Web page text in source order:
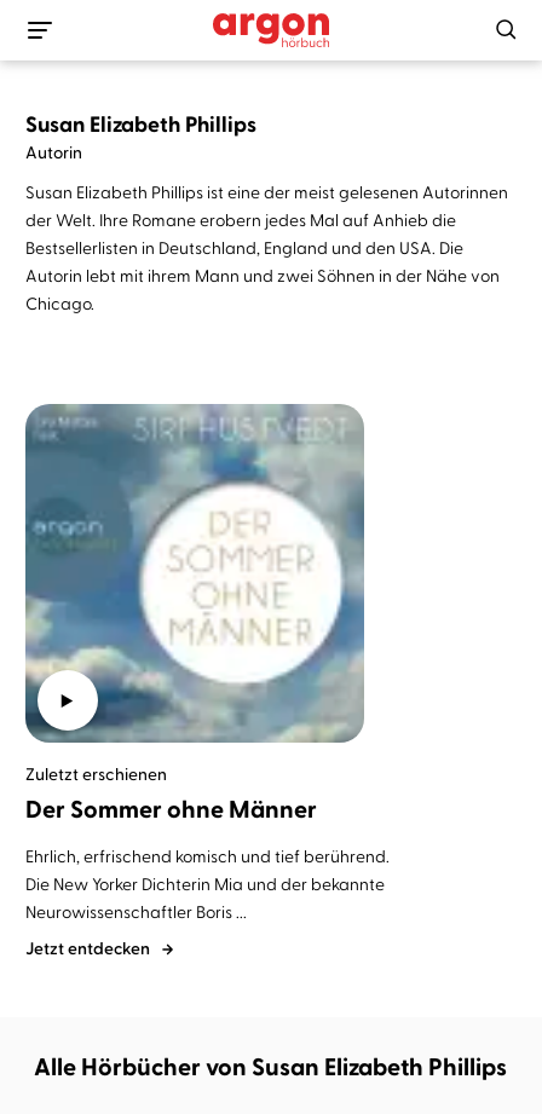
Susan Elizabeth Phillips
Autorin
Susan Elizabeth Phillips ist eine der meist gelesenen Autorinnen
der Welt. Ihre Romane erobern jedes Mal auf Anhieb die
Bestsellerlisten in Deutschland, England und den USA. Die
Autorin lebt mit ihrem Mann und zwei Söhnen in der Nähe von
Chicago.
Zuletzt erschienen
Der Sommer ohne Männer
Ehrlich, erfrischend komisch und tief berührend.
Die New Yorker Dichterin Mia und der bekannte
Neurowissenschaftler Boris ...
Jetzt entdecken
Alle Hörbücher von Susan Elizabeth Phillips